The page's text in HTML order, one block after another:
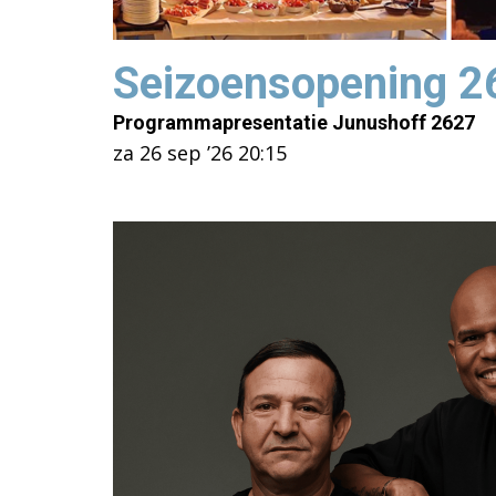
Seizoensopening
Programmapresentatie Junushoff 2627
za 26 sep ’26 20:15